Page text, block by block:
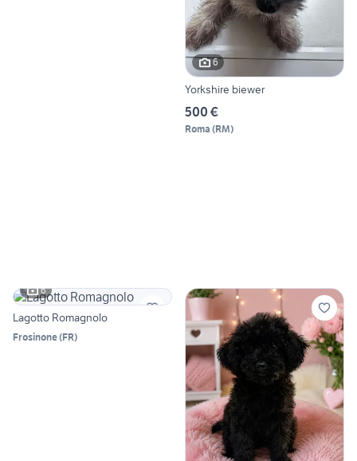
6
Yorkshire biewer
500 €
Roma (RM)
6
Lagotto Romagnolo
Frosinone(FR)